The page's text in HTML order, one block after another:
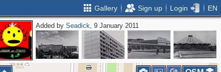
Gallery Sign up Login EN
Added bySeadick, 9 January 2011